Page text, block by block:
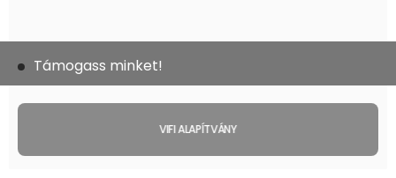
Támogass minket!
VIFI ALAPÍTVÁNY